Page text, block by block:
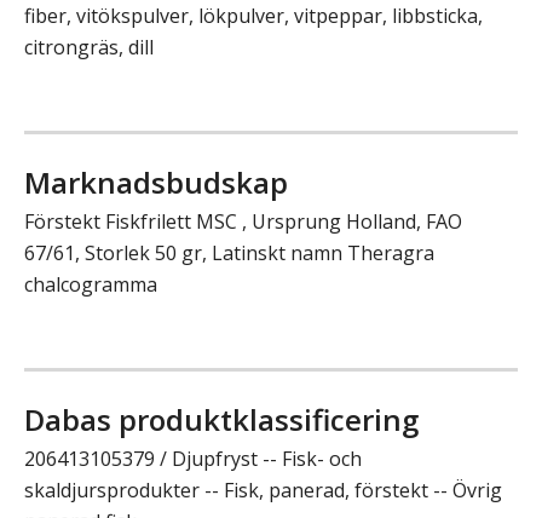
fiber, vitökspulver, lökpulver, vitpeppar, libbsticka,
citrongräs, dill
Marknadsbudskap
Förstekt Fiskfrilett MSC , Ursprung Holland, FAO
67/61, Storlek 50 gr, Latinskt namn Theragra
chalcogramma
Dabas produktklassificering
206413105379 / Djupfryst -- Fisk- och
skaldjursprodukter -- Fisk, panerad, förstekt -- Övrig